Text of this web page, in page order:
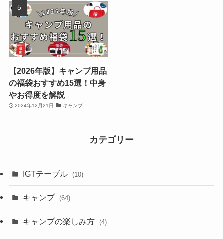
【2026年版】キャンプ用品
の福袋おすすめ15選！中身
やお得度を解説
2024年12月21日 キャンプ
カテゴリー
IGTテーブル (10)
キャンプ (64)
キャンプの楽しみ方 (4)